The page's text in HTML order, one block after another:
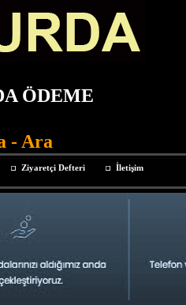
ÖDEME
- Ara
Ziyaretçi Defteri İletişim